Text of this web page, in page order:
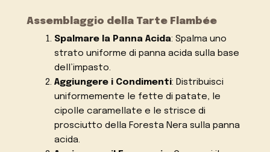
Assemblaggio della Tarte Flambée
Spalmare la Panna Acida: Spalma uno
strato uniforme di panna acida sulla base
dell’impasto.
Aggiungere i Condimenti: Distribuisci
uniformemente le fette di patate, le
cipolle caramellate e le strisce di
prosciutto della Foresta Nera sulla panna
acida.